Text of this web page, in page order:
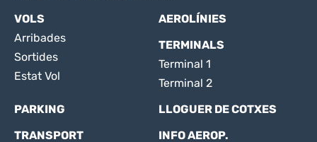
VOLS
Arribades
Sortides
Estat Vol
AEROLÍNIES
TERMINALS
Terminal 1
Terminal 2
PARKING
LLOGUER DE COTXES
TRANSPORT
INFO AEROP.